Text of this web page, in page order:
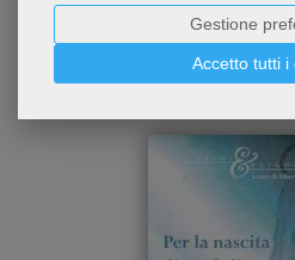
Accetto tutti i
Gestione